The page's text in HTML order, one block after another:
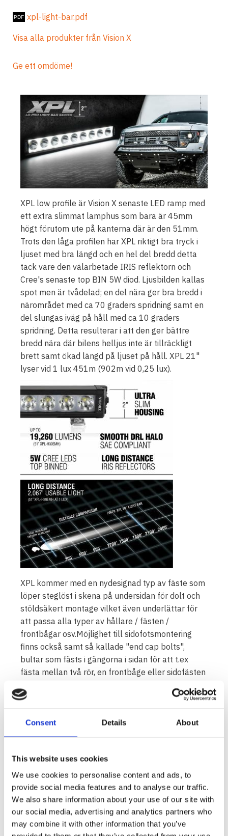
Consent Details About
This website uses cookies
We use cookies to personalise content and ads, to
provide social media features and to analyse our traffic.
We also share information about your use of our site with
our social media, advertising and analytics partners who
may combine it with other information that you’ve
xpl-light-bar.pdf
Visa alla produkter från Vision X
Ge ett omdöme!
XPL low profile är Vision X senaste LED ramp med
ett extra slimmat lamphus som bara är 45mm
högt förutom ute på kanterna där är den 51mm.
Trots den låga profilen har XPL riktigt bra tryck i
ljuset med bra längd och en hel del bredd detta
tack vare den välarbetade IRIS reflektorn och
Cree's senaste top BIN 5W diod. Ljusbilden kallas
spot men är tvådelad; en del nära ger bra bredd i
närområdet med ca 70 graders spridning samt en
del slungas iväg på håll med ca 10 graders
spridning. Detta resulterar i att den ger bättre
bredd nära där bilens helljus inte är tillräckligt
brett samt ökad längd på ljuset på håll. XPL 21"
lyser vid 1 lux 451m (902m vid 0,25 lux).
XPL kommer med en nydesignad typ av fäste som
löper steglöst i skena på undersidan för dolt och
stöldsäkert montage vilket även underlättar för
att passa alla typer av hållare / fästen /
frontbågar osv.Möjlighet till sidofotsmontering
finns också samt så kallade "end cap bolts",
bultar som fästs i gängorna i sidan för att t.ex
fästa mellan två rör, en frontbåge eller sidofästen
Vision X XPL finns i storlekarna: 6" / 9,5" / 13" /